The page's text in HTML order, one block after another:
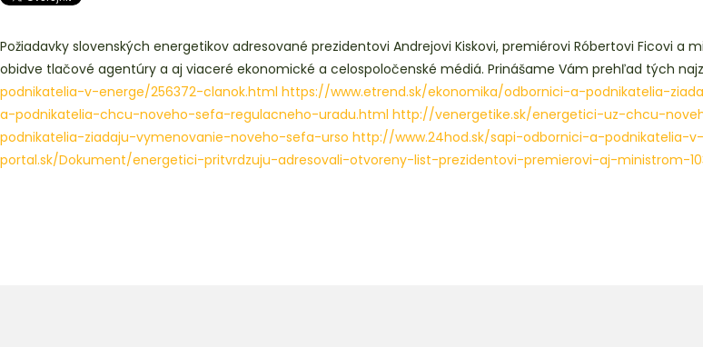
Požiadavky slovenských energetikov adresované prezidentovi Andrejovi Kiskovi, premiérovi Róbertovi Ficovi a
obidve tlačové agentúry a aj viaceré ekonomické a celospoločenské médiá. Prinášame Vám prehľad tých
podnikatelia-v-energe/256372-clanok.html https://www.etrend.sk/ekonomika/odbornici-a-podnikatelia-
a-podnikatelia-chcu-noveho-sefa-regulacneho-uradu.html http://venergetike.sk/energetici-uz-chcu-
podnikatelia-ziadaju-vymenovanie-noveho-sefa-urso http://www.24hod.sk/sapi-odbornici-a-podnikatelia-
portal.sk/Dokument/energetici-pritvrdzuju-adresovali-otvoreny-list-prezidentovi-premierovi-aj-ministrom-